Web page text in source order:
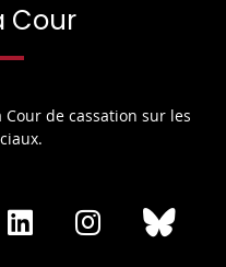
Cour
Cour de cassation sur les
Share
Share